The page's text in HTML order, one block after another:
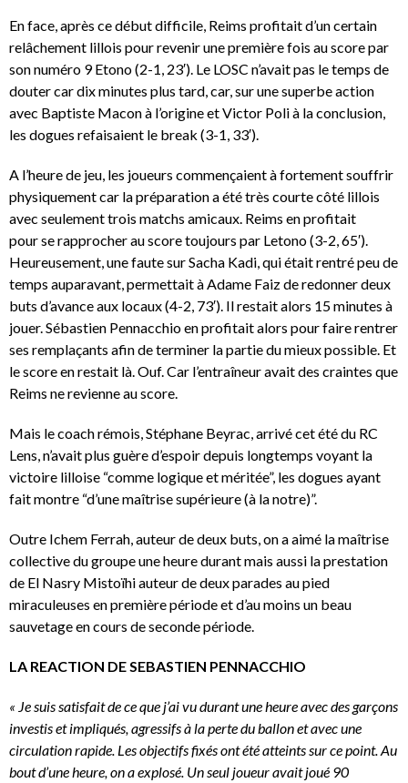
En face, après ce début difficile, Reims profitait d’un certain
relâchement lillois pour revenir une première fois au score par
son numéro 9 Etono (2-1, 23′). Le LOSC n’avait pas le temps de
douter car dix minutes plus tard, car, sur une superbe action
avec Baptiste Macon à l’origine et Victor Poli à la conclusion,
les dogues refaisaient le break (3-1, 33′).
A l’heure de jeu, les joueurs commençaient à fortement souffrir
physiquement car la préparation a été très courte côté lillois
avec seulement trois matchs amicaux. Reims en profitait
pour se rapprocher au score toujours par Letono (3-2, 65′).
Heureusement, une faute sur Sacha Kadi, qui était rentré peu de
temps auparavant, permettait à Adame Faiz de redonner deux
buts d’avance aux locaux (4-2, 73′). Il restait alors 15 minutes à
jouer. Sébastien Pennacchio en profitait alors pour faire rentrer
ses remplaçants afin de terminer la partie du mieux possible. Et
le score en restait là. Ouf. Car l’entraîneur avait des craintes que
Reims ne revienne au score.
Mais le coach rémois, Stéphane Beyrac, arrivé cet été du RC
Lens, n’avait plus guère d’espoir depuis longtemps voyant la
victoire lilloise “comme logique et méritée”, les dogues ayant
fait montre “d’une maîtrise supérieure (à la notre)”.
Outre Ichem Ferrah, auteur de deux buts, on a aimé la maîtrise
collective du groupe une heure durant mais aussi la prestation
de El Nasry Mistoïhi auteur de deux parades au pied
miraculeuses en première période et d’au moins un beau
sauvetage en cours de seconde période.
LA REACTION DE SEBASTIEN PENNACCHIO
« Je suis satisfait de ce que j’ai vu durant une heure avec des garçons
investis et impliqués, agressifs à la perte du ballon et avec une
circulation rapide. Les objectifs fixés ont été atteints sur ce point. Au
bout d’une heure, on a explosé. Un seul joueur avait joué 90